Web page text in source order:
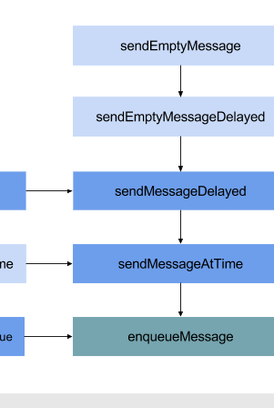
klass
) == 0) {